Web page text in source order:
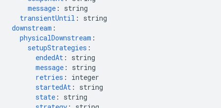
message :
string
transientUntil :
string
downstream :
physicalDownstream :
setupStrategies :
endedAt :
string
message :
string
retries :
integer
startedAt :
string
state :
string